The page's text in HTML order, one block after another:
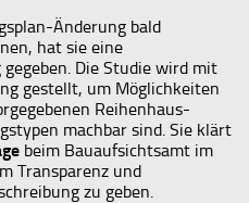
Änderung bald
hat sie eine
Die Studie wird mit
gestellt, um Möglichkeiten
Reihenhaus-
machbar sind. Sie klärt
beim Bauaufsichtsamt im
Transparenz und
zu geben.